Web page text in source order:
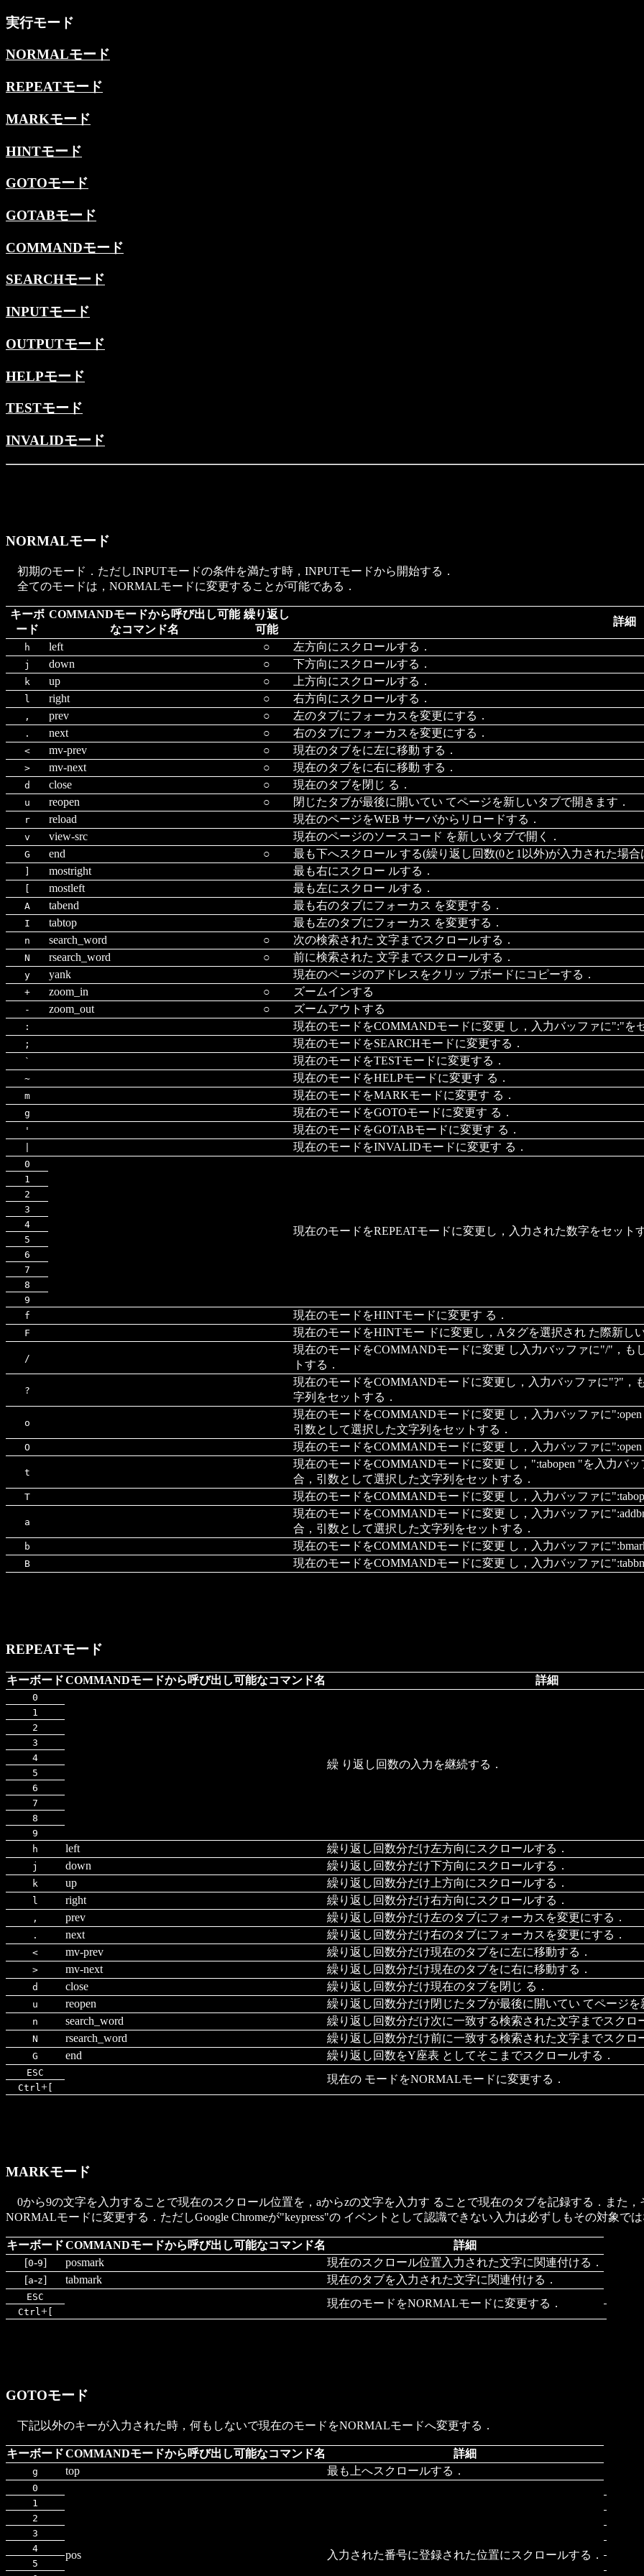
実行モード
NORMALモード
REPEATモード
MARKモード
HINTモード
GOTOモード
GOTABモード
COMMANDモード
SEARCHモード
INPUTモード
OUTPUTモード
HELPモード
TESTモード
INVALIDモード
NORMALモード
初期のモード．ただしINPUTモードの条件を満たす時，INPUTモードから開始する．
全てのモードは，NORMALモードに変更することが可能である．
キーボ
ード
COMMANDモードから呼び出し可能
なコマンド名
繰り返し
可能
詳細
h left ○ 左方向にスクロールする．
j down ○ 下方向にスクロールする．
k up ○ 上方向にスクロールする．
l right ○ 右方向にスクロールする．
, prev ○ 左のタブにフォーカスを変更にする．
. next ○ 右のタブにフォーカスを変更にする．
< mv-prev ○ 現在のタブをに左に移動 する．
> mv-next ○ 現在のタブをに右に移動 する．
d close ○ 現在のタブを閉じ る．
u reopen ○ 閉じたタブが最後に開いてい てページを新しいタブで開きます．
r reload 現在のページをWEB サーバからリロードする．
v view-src 現在のページのソースコード を新しいタブで開く．
G end ○ 最も下へスクロール する(繰り返し回数(0と1以外)が入力された場
mostright 最も右にスクロー ルする．
mostleft 最も左にスクロー ルする．
A tabend 最も右のタブにフォーカス を変更する．
I tabtop 最も左のタブにフォーカス を変更する．
n search_word ○ 次の検索された 文字までスクロールする．
N rsearch_word ○ 前に検索された 文字までスクロールする．
y yank 現在のページのアドレスをクリッ プボードにコピーする．
+ zoom_in ○ ズームインする
- zoom_out ○ ズームアウトする
: 現在のモードをCOMMANDモードに変更 し，入力バッファに":"を
; 現在のモードをSEARCHモードに変更する．
` 現在のモードをTESTモードに変更する．
~ 現在のモードをHELPモードに変更す る．
m 現在のモードをMARKモードに変更す る．
g 現在のモードをGOTOモードに変更す る．
' 現在のモードをGOTABモードに変更す る．
現在のモードをINVALIDモードに変更す る．
0
現在のモードをREPEATモードに変更し，入力された数字をセット
1
2
3
4
5
6
7
8
9
f
現在のモードをHINTモードに変更す る．
F 現在のモードをHINTモー ドに変更し，Aタグを選択され た際新し
/
現在のモードをCOMMANDモードに変更 し入力バッファに"/"，も
トする．
?
現在のモードをCOMMANDモードに変更し，入力バッファに"?"，
字列をセットする．
o
現在のモードをCOMMANDモードに変更 し，入力バッファに
引数として選択した文字列をセットする．
O 現在のモードをCOMMANDモードに変更 し，入力バッファに
t
現在のモードをCOMMANDモードに変更 し，":tabopen "を入力バ
合，引数として選択した文字列をセットする．
T 現在のモードをCOMMANDモードに変更 し，入力バッファに
a
現在のモードをCOMMANDモードに変更 し，入力バッファに
合，引数として選択した文字列をセットする．
b 現在のモードをCOMMANDモードに変更 し，入力バッファに
B 現在のモードをCOMMANDモードに変更 し，入力バッファに
REPEATモード
キーボードCOMMANDモードから呼び出し可能なコマンド名 詳細
0
繰 り返し回数の入力を継続する．
1
2
3
4
5
6
7
8
9
h
left 繰り返し回数分だけ左方向にスクロールする．
j down 繰り返し回数分だけ下方向にスクロールする．
k up 繰り返し回数分だけ上方向にスクロールする．
l right 繰り返し回数分だけ右方向にスクロールする．
, prev 繰り返し回数分だけ左のタブにフォーカスを変更にする．
. next 繰り返し回数分だけ右のタブにフォーカスを変更にする．
< mv-prev 繰り返し回数分だけ現在のタブをに左に移動する．
> mv-next 繰り返し回数分だけ現在のタブをに右に移動する．
d close 繰り返し回数分だけ現在のタブを閉じ る．
u reopen 繰り返し回数分だけ閉じたタブが最後に開いてい てページを
n search_word 繰り返し回数分だけ次に一致する検索された文字までスクロ
N rsearch_word 繰り返し回数分だけ前に一致する検索された文字までスクロ
G end 繰り返し回数をY座表 としてそこまでスクロールする．
ESC
現在の モードをNORMALモードに変更する．
Ctrl+[
MARKモード
0から9の文字を入力することで現在のスクロール位置を，aからzの文字を入力す ることで現在のタブを記録する．また
NORMALモードに変更する．ただしGoogle Chromeが"keypress"の イベントとして認識できない入力は必ずしもその対象では
キーボードCOMMANDモードから呼び出し可能なコマンド名
詳細
[0-9] posmark
現在のスクロール位置入力された文字に関連付ける．
[a-z] tabmark 現在のタブを入力された文字に関連付ける．
ESC
現在のモードをNORMALモードに変更する．
Ctrl +[
GOTOモード
下記以外のキーが入力された時，何もしないで現在のモードをNORMALモードへ変更する．
キーボードCOMMANDモードから呼び出し可能なコマンド名 詳細
g top 最も上へスクロールする．
0
pos 入力された番号に登録された位置にスクロールする．
1
2
3
4
5